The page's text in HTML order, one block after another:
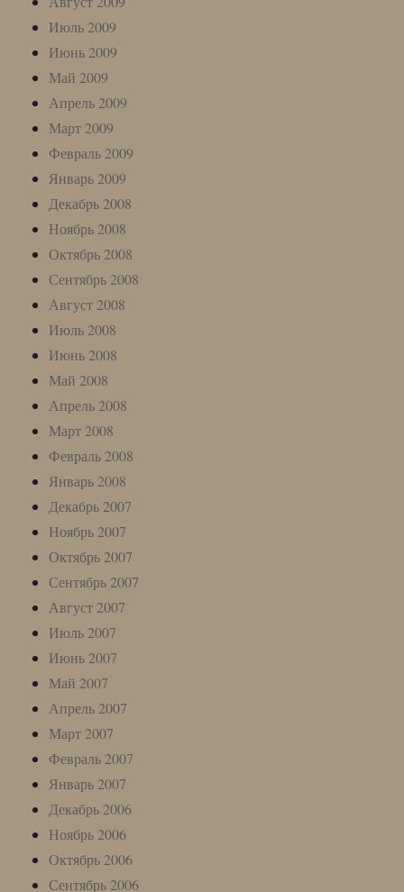
Июль 2009
Июнь 2009
Май 2009
Апрель 2009
Март 2009
Февраль 2009
Январь 2009
Декабрь 2008
Ноябрь 2008
Октябрь 2008
Сентябрь 2008
Август 2008
Июль 2008
Июнь 2008
Май 2008
Апрель 2008
Март 2008
Февраль 2008
Январь 2008
Декабрь 2007
Ноябрь 2007
Октябрь 2007
Сентябрь 2007
Август 2007
Июль 2007
Июнь 2007
Май 2007
Апрель 2007
Март 2007
Февраль 2007
Январь 2007
Декабрь 2006
Ноябрь 2006
Октябрь 2006
Сентябрь 2006